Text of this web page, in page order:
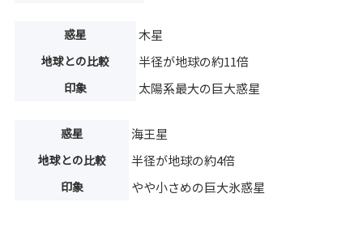
惑星 木星
地球との比較 半径が地球の約11倍
印象 太陽系最大の巨大惑星
惑星 海王星
地球との比較 半径が地球の約4倍
印象 やや小さめの巨大氷惑星